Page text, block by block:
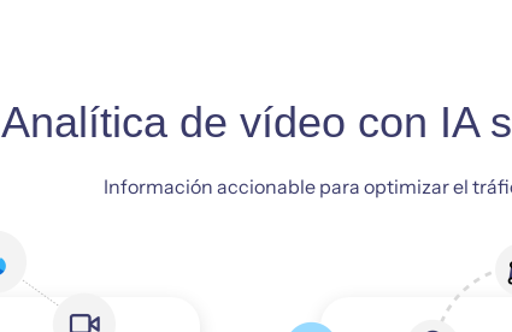
Analítica de vídeo con IA
Información accionable para optimizar el